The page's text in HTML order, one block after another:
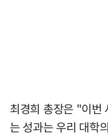
최경희 총장은 "이번
는 성과는 우리 대학